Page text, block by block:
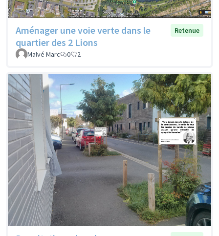
Aménager une voie verte dans le
quartier des 2 Lions
Retenue
Malvé Marc 0 2